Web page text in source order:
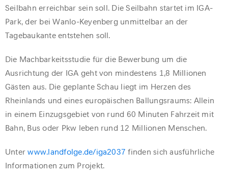
Seilbahn erreichbar sein soll. Die Seilbahn startet im IGA-
Park, der bei Wanlo-Keyenberg unmittelbar an der
Tagebaukante entstehen soll.
Die Machbarkeitsstudie für die Bewerbung um die
Ausrichtung der IGA geht von mindestens 1,8 Millionen
Gästen aus. Die geplante Schau liegt im Herzen des
Rheinlands und eines europäischen Ballungsraums: Allein
in einem Einzugsgebiet von rund 60 Minuten Fahrzeit mit
Bahn, Bus oder Pkw leben rund 12 Millionen Menschen.
Unterwww.landfolge.de/iga2037 finden sich ausführliche
Informationen zum Projekt.